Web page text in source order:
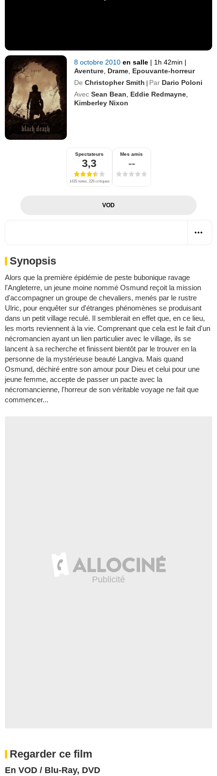
8 octobre 2010en salle | 1h 42min |
Aventure Drame Epouvante-horreur
De Christopher Smith | Par Dario Poloni
Avec Sean Bean Eddie Redmayne
Kimberley Nixon
Spectateurs
3,3
1435 notes, 226 critiques
Mes amis
--
VOD
Synopsis
Alors que la première épidémie de peste bubonique ravage
l'Angleterre, un jeune moine nommé Osmund reçoit la mission
d'accompagner un groupe de chevaliers, menés par le rustre
Ulric, pour enquêter sur d'étranges phénomènes se produisant
dans un petit village reculé. Il semblerait en effet que, en ce lieu,
les morts reviennent à la vie. Comprenant que cela est le fait d'un
nécromancien ayant un lien particulier avec le village, ils se
lancent à sa recherche et finissent bientôt par le trouver en la
personne de la mystérieuse beauté Langiva. Mais quand
Osmund, déchiré entre son amour pour Dieu et celui pour une
jeune femme, accepte de passer un pacte avec la
nécromancienne, l'horreur de son véritable voyage ne fait que
commencer...
Regarder ce film
En VOD / Blu-Ray, DVD